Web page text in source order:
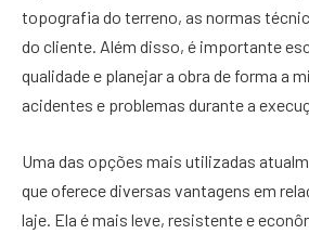
topografia do terreno, as normas
do cliente. Além disso, é importante
qualidade e planejar a obra de forma a
acidentes e problemas durante a
Uma das opções mais utilizadas
que oferece diversas vantagens em
laje. Ela é mais leve, resistente e